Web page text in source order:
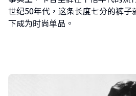
世纪50年代，这条长度七分的裤子
下成为时尚单品。